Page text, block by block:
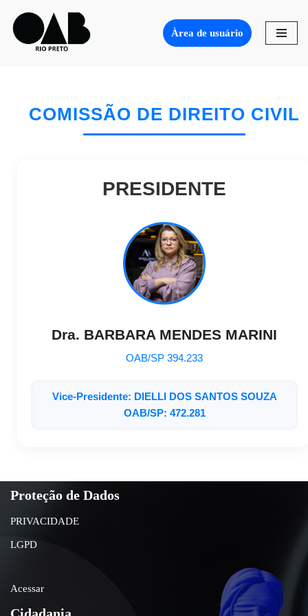
Pular
Àrea de usuário
COMISSÃO DE DIREITO CIVIL
PRESIDENTE
Dra. BARBARA MENDES MARINI
OAB/SP 394.233
Vice-Presidente: DIELLI DOS SANTOS SOUZA
OAB/SP: 472.281
Proteção de Dados
PRIVACIDADE
LGPD
Acessar